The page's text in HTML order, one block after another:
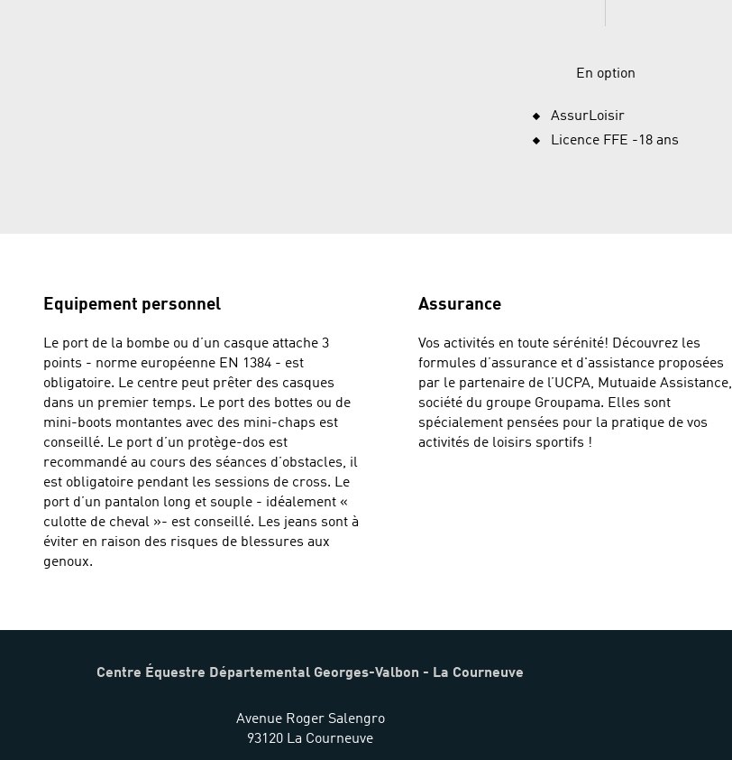
En option
AssurLoisir
Licence FFE -18 ans
Equipement personnel
Le port de la bombe ou d’un casque attache 3
points - norme européenne EN 1384 - est
obligatoire. Le centre peut prêter des casques
dans un premier temps. Le port des bottes ou de
mini-boots montantes avec des mini-chaps est
conseillé. Le port d’un protège-dos est
recommandé au cours des séances d’obstacles, il
est obligatoire pendant les sessions de cross. Le
port d’un pantalon long et souple - idéalement «
culotte de cheval »- est conseillé. Les jeans sont à
éviter en raison des risques de blessures aux
genoux.
Assurance
Vos activités en toute sérénité! Découvrez les
formules d’assurance et d'assistance proposées
par le partenaire de l’UCPA, Mutuaide Assistance,
société du groupe Groupama. Elles sont
spécialement pensées pour la pratique de vos
activités de loisirs sportifs !
Centre Équestre Départemental Georges-Valbon - La Courneuve
Avenue Roger Salengro
93120 La Courneuve